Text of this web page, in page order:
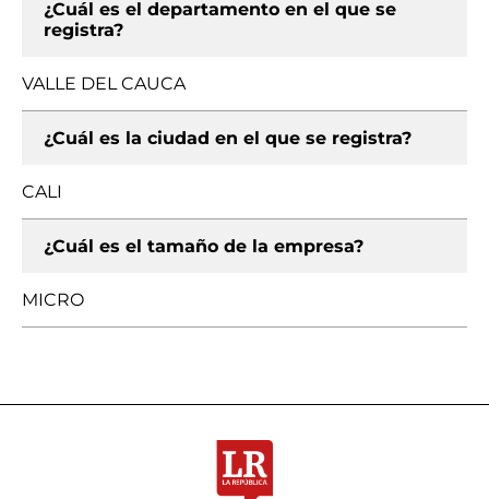
¿Cuál es el departamento en el que se
registra?
VALLE DEL CAUCA
¿Cuál es la ciudad en el que se registra?
CALI
¿Cuál es el tamaño de la empresa?
MICRO